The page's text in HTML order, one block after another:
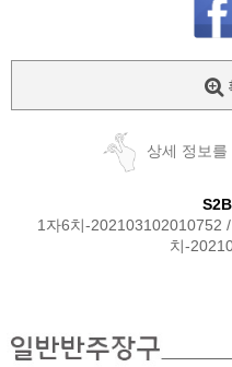
상세 정보
1자6치-202103102010752
치-